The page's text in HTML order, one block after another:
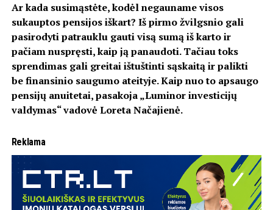
Ar kada susimąstėte, kodėl negauname visos
sukauptos pensijos iškart? Iš pirmo žvilgsnio gali
pasirodyti patrauklu gauti visą sumą iš karto ir
pačiam nuspręsti, kaip ją panaudoti. Tačiau toks
sprendimas gali greitai ištuštinti sąskaitą ir palikti
be finansinio saugumo ateityje. Kaip nuo to apsaugo
pensijų anuitetai, pasakoja „Luminor investicijų
valdymas“ vadovė Loreta Načajienė.
Reklama